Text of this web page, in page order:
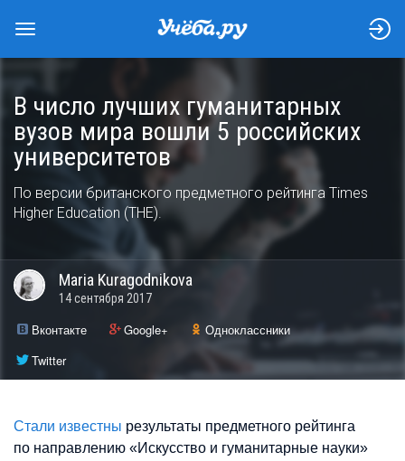
В число лучших гуманитарных
вузов мира вошли 5 российских
университетов
По версии британского предметного рейтинга Times
Higher Education (THE).
Maria Kuragodnikova
14 сентября 2017
Вконтакте Google+
Одноклассники
Twitter
Стали известны результаты предметного рейтинга
по направлению «Искусство и гуманитарные науки»